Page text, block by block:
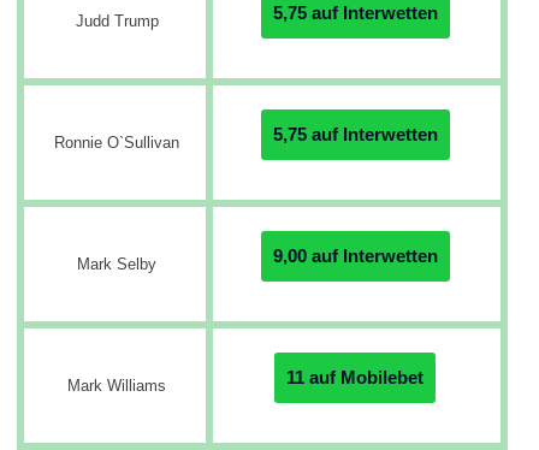
Judd Trump 5,75 auf Interwetten
Ronnie O`Sullivan 5,75 auf Interwetten
Mark Selby 9,00 auf Interwetten
Mark Williams 11 auf Mobilebet